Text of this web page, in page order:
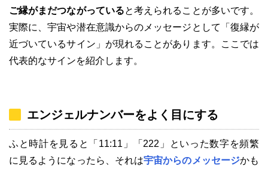
ご縁がまだつながっていると考えられることが多いです。
実際に、宇宙や潜在意識からのメッセージとして「復縁が
近づいているサイン」が現れることがあります。ここでは
代表的なサインを紹介します。
エンジェルナンバーをよく目にする
ふと時計を見ると「11:11」「222」といった数字を頻繁
に見るようになったら、それは宇宙からのメッセージかも